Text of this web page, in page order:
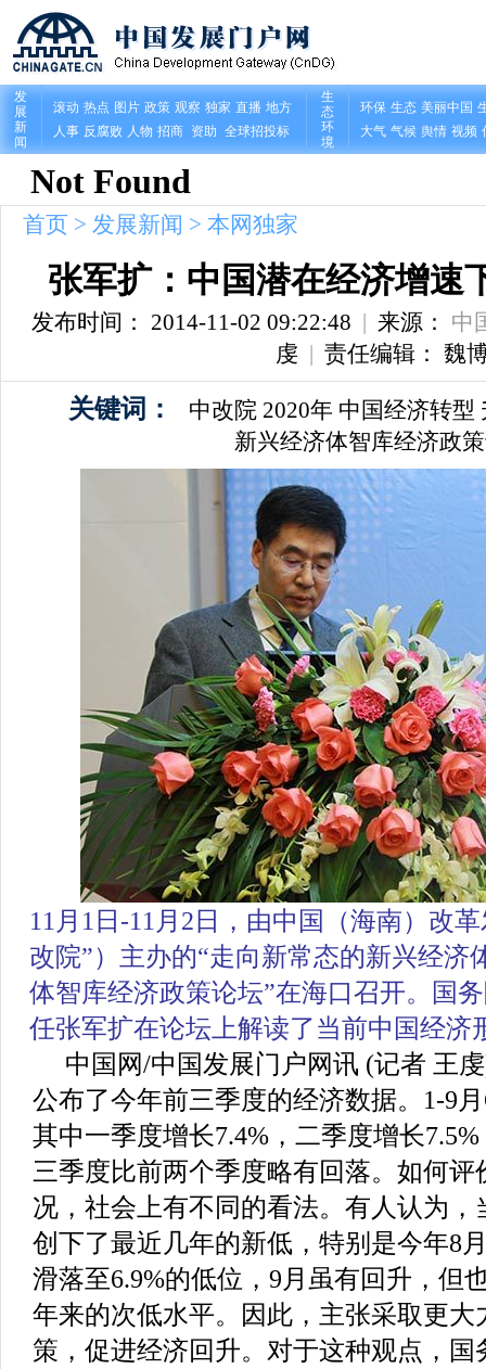
首页 > 发展新闻 > 本网独家
张军扩：中国潜在经济增速
发布时间： 2014-11-02 09:22:48 | 来源： 中
虔 | 责任编辑： 魏
关键词： 中改院 2020年 中国经济转型
新兴经济体智库经济政
11月1日-11月2日，由中国（海南）改
改院”）主办的“走向新常态的新兴经
体智库经济政策论坛”在海口召开。国
任张军扩在论坛上解读了当前中国经济
中国网/中国发展门户网讯 (记者 王
公布了今年前三季度的经济数据。1-9
其中一季度增长7.4%，二季度增长
三季度比前两个季度略有回落。如何
况，社会上有不同的看法。有人认为
创下了最近几年的新低，特别是今年8
滑落至6.9%的低位，9月虽有回升，但
年来的次低水平。因此，主张采取更大
策，促进经济回升。对于这种观点，